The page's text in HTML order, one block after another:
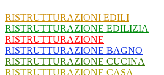
RISTRUTTURAZIONI EDILI
RISTRUTTURAZIONE EDILIZIA
RISTRUTTURAZIONE
RISTRUTTURAZIONE BAGNO
RISTRUTTURAZIONE CUCINA
RISTRUTTURAZIONE CASA